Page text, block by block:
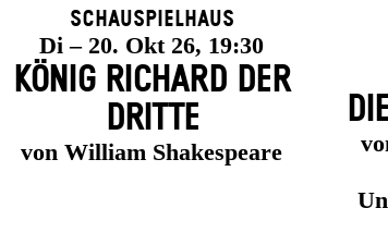
Schauspielhaus
Di – 20. Okt 26, 19:30
KÖNIG RICHARD DER
DRITTE
von William Shakespeare